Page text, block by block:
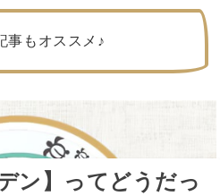
ン】ってどうだっ
事もオススメ♪